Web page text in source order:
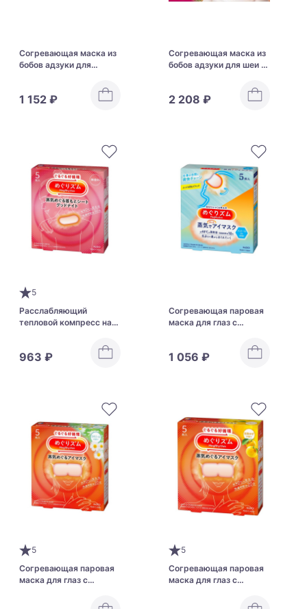
Согревающая маска из
бобов адзуки для
Chikara For Eyes
1 152 ₽
Согревающая маска из
бобов адзуки для шеи и
Chikara For Neck And
Shoulders
2 208 ₽
5
Расслабляющий
тепловой компресс на
963 ₽
Согревающая паровая
маска для глаз c
Steam Eye Mask для
1 056 ₽
5
Согревающая паровая
маска для глаз с
5
Согревающая паровая
маска для глаз с